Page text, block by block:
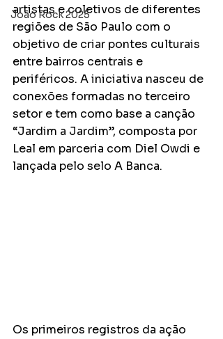
João Rock 2025
artistas e coletivos de diferentes
regiões de São Paulo com o
objetivo de criar pontes culturais
entre bairros centrais e
periféricos. A iniciativa nasceu de
conexões formadas no terceiro
setor e tem como base a canção
“Jardim a Jardim”, composta por
Leal em parceria com Diel Owdi e
lançada pelo selo A Banca.
Os primeiros registros da ação